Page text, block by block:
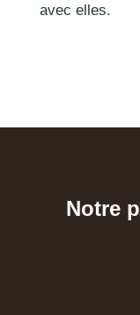
avec elles.
Notre